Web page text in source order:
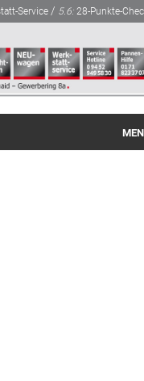
Service / 5.6: 28-Punkte-